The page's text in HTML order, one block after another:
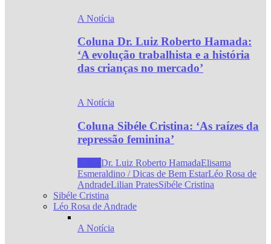
A Notícia
Coluna Dr. Luiz Roberto Hamada:
‘A evolução trabalhista e a história
das crianças no mercado’
A Notícia
Coluna Sibéle Cristina: ‘As raízes da
repressão feminina’
Dr. Luiz Roberto HamadaElisama
Esmeraldino / Dicas de Bem EstarLéo Rosa de
AndradeLilian PratesSibéle Cristina
Sibéle Cristina
Léo Rosa de Andrade
A Notícia